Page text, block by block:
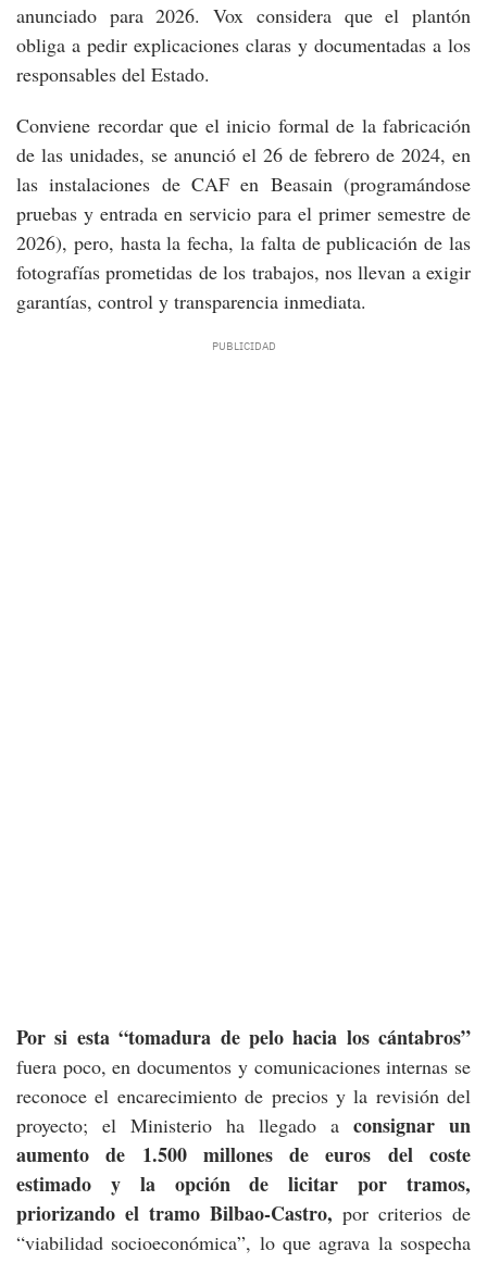
anunciado para 2026. Vox considera que el plantón
obliga a pedir explicaciones claras y documentadas a los
responsables del Estado.
Conviene recordar que el inicio formal de la fabricación
de las unidades, se anunció el 26 de febrero de 2024, en
las instalaciones de CAF en Beasain (programándose
pruebas y entrada en servicio para el primer semestre de
2026), pero, hasta la fecha, la falta de publicación de las
fotografías prometidas de los trabajos, nos llevan a exigir
garantías, control y transparencia inmediata.
Por si esta “tomadura de pelo hacia los cántabros”
fuera poco, en documentos y comunicaciones internas se
reconoce el encarecimiento de precios y la revisión del
proyecto; el Ministerio ha llegado a consignar un
aumento de 1.500 millones de euros del coste
estimado y la opción de licitar por tramos,
priorizando el tramo Bilbao-Castro, por criterios de
“viabilidad socioeconómica”, lo que agrava la sospecha